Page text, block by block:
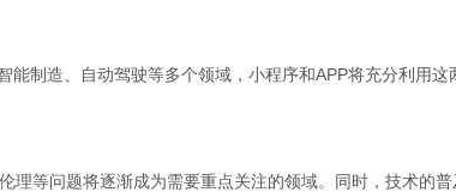
制造、自动驾驶等多个领域，小程序和APP将充分利用
等问题将逐渐成为需要重点关注的领域。同时，技术的